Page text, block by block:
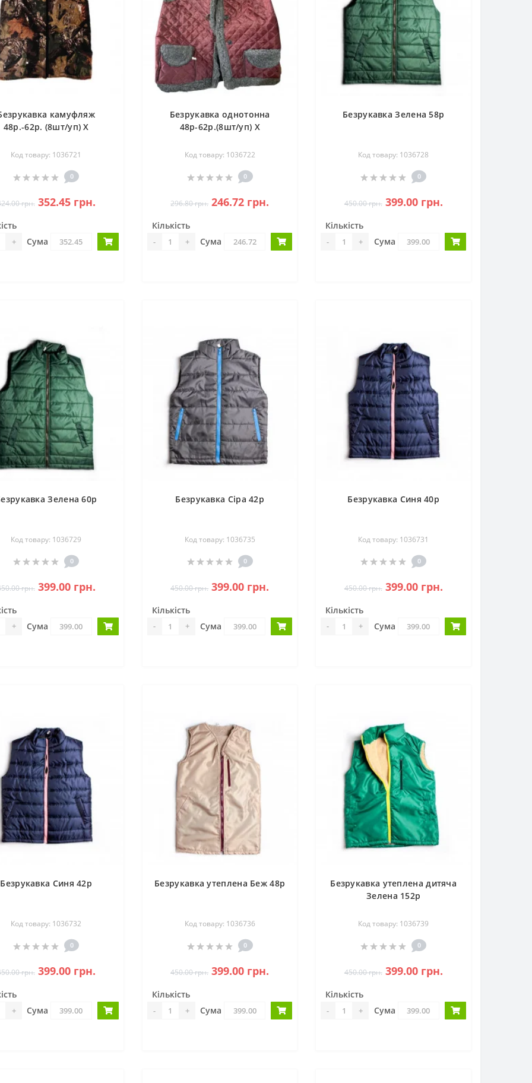
камуфляж
48р.-62р. (8шт/уп) Х
Код товару: 1036721
0
грн. 352.45 грн.
+ Сума
Безрукавка однотонна
48р-62р.(8шт/уп) Х
Код товару: 1036722
0
296.80 грн. 246.72 грн.
Кількість
- + Сума
Безрукавка Зелена 58р
Код товару: 1036728
0
450.00 грн. 399.00 грн.
Кількість
- + Сума
Зелена 60р
Код товару: 1036729
0
грн. 399.00 грн.
+ Сума
Безрукавка Сіра 42р
Код товару: 1036735
0
450.00 грн. 399.00 грн.
Кількість
- + Сума
Безрукавка Синя 40р
Код товару: 1036731
0
450.00 грн. 399.00 грн.
Кількість
- + Сума
Безрукавка Синя 42р
Код товару: 1036732
0
грн. 399.00 грн.
+ Сума
Безрукавка утеплена Беж 48р
Код товару: 1036736
0
450.00 грн. 399.00 грн.
Кількість
- + Сума
Безрукавка утеплена дитяча
Зелена 152р
Код товару: 1036739
0
450.00 грн. 399.00 грн.
Кількість
- + Сума